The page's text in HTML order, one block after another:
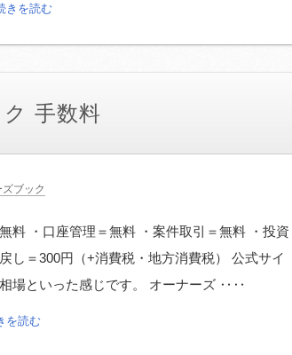
きを読む
手数料
ブック
料 ・口座管理＝無料 ・案件取引＝無料 ・投資
し＝300円（+消費税・地方消費税） 公式サイ
場といった感じです。 オーナーズ ‥‥
を読む